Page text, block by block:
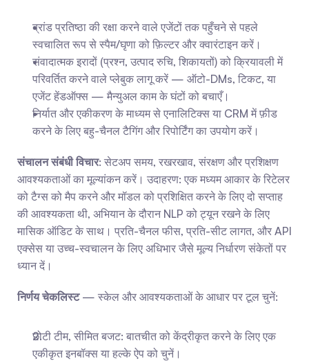
ब्रांड प्रतिष्ठा की रक्षा करने वाले एजेंटों तक पहुँचने से पहले
स्वचालित रूप से स्पैम/घृणा को फ़िल्टर और क्वारंटाइन करें।
संवादात्मक इरादों (प्रश्न, उत्पाद रुचि, शिकायतों) को क्रियावली में
परिवर्तित करने वाले प्लेबुक लागू करें — ऑटो-DMs, टिकट, या
एजेंट हेंडऑफ्स — मैन्युअल काम के घंटों को बचाएँ।
निर्यात और एकीकरण के माध्यम से एनालिटिक्स या CRM में फ़ीड
करने के लिए बहु-चैनल टैगिंग और रिपोर्टिंग का उपयोग करें।
संचालन संबंधी विचार: सेटअप समय, रखरखाव, संरक्षण और प्रशिक्षण
आवश्यकताओं का मूल्यांकन करें। उदाहरण: एक मध्यम आकार के रिटेलर
को टैग्स को मैप करने और मॉडल को प्रशिक्षित करने के लिए दो सप्ताह
की आवश्यकता थी, अभियान के दौरान NLP को ट्यून रखने के लिए
मासिक ऑडिट के साथ। प्रति-चैनल फीस, प्रति-सीट लागत, और API
एक्सेस या उच्च-स्वचालन के लिए अधिभार जैसे मूल्य निर्धारण संकेतों पर
ध्यान दें।
निर्णय चेकलिस्ट — स्केल और आवश्यकताओं के आधार पर टूल चुनें:
छोटी टीम, सीमित बजट: बातचीत को केंद्रीकृत करने के लिए एक
एकीकृत इनबॉक्स या हल्के ऐप को चुनें।